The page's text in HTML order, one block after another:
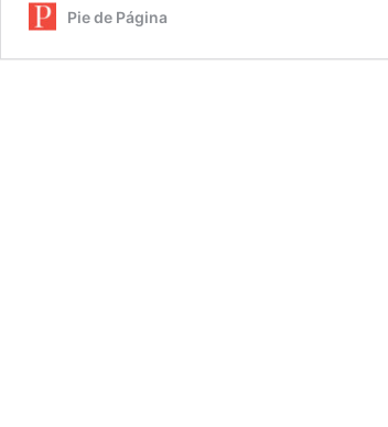
Pie de Página